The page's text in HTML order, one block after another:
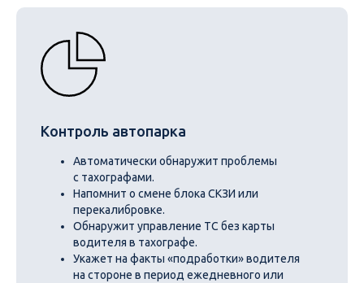
Контроль автопарка
Автоматически обнаружит проблемы
с тахографами.
Напомнит о смене блока СКЗИ или
перекалибровке.
Обнаружит управление ТС без карты
водителя в тахографе.
Укажет на факты «подработки» водителя
на стороне в период ежедневного или